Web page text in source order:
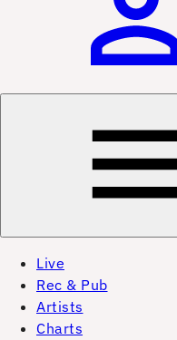
Live
Rec & Pub
Artists
Charts